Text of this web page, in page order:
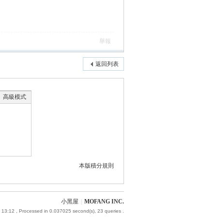
舉報
返回列表
高級模式
本版積分規則
小黑屋 MOFANG INC.
13:12 , Processed in 0.037025 second(s), 23 queries .